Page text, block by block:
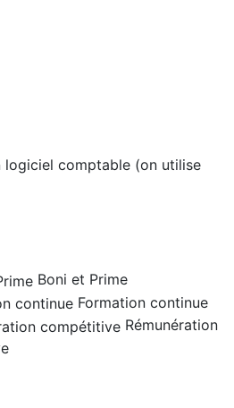
logiciel comptable (on utilise
Boni et Prime
Formation continue
Rémunération